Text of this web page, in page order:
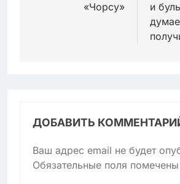
«Чорсу»
и
ДОБАВИТЬ
Ваш адрес email не будет
Обязательные поля помечены